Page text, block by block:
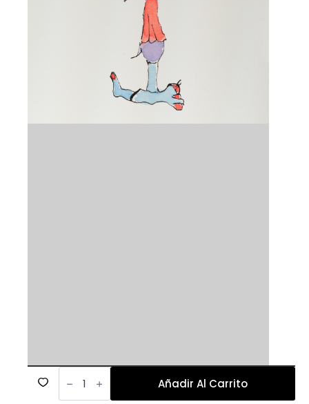
656
cantidad Añadir Al Carrito